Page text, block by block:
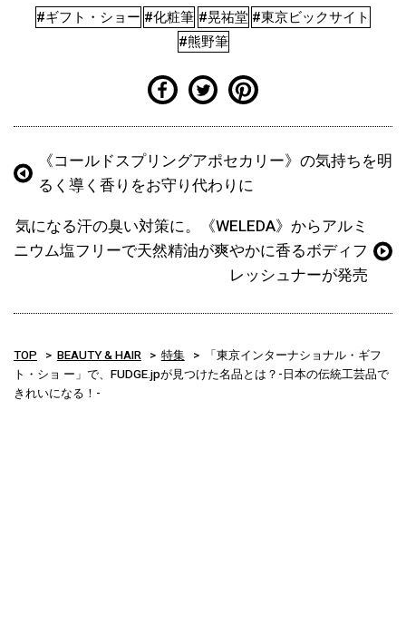
#ギフト・ショー #化粧筆 #晃祐堂 #東京ビックサイト
#熊野筆
《コールドスプリングアポセカリー》の気持ちを明
るく導く香りをお守り代わりに
気になる汗の臭い対策に。《WELEDA》からアルミ
ニウム塩フリーで天然精油が爽やかに香るボディフ
レッシュナーが発売
TOP BEAUTY & HAIR 特集
「東京インターナショナル・ギフ
ト・ショ ー」で、FUDGE.jpが見つけた名品とは？-日本の伝統工芸品で
きれいになる！-